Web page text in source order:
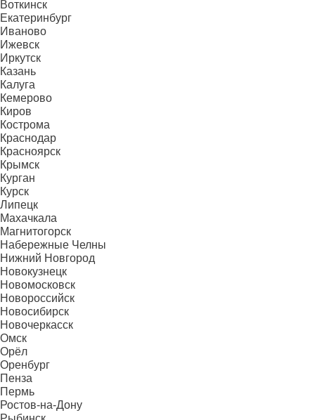
Воткинск
Екатеринбург
Иваново
Ижевск
Иркутск
Казань
Калуга
Кемерово
Киров
Кострома
Краснодар
Красноярск
Крымск
Курган
Курск
Липецк
Махачкала
Магнитогорск
Набережные Челны
Нижний Новгород
Новокузнецк
Новомосковск
Новороссийск
Новосибирск
Новочеркасск
Омск
Орёл
Оренбург
Пенза
Пермь
Ростов-на-Дону